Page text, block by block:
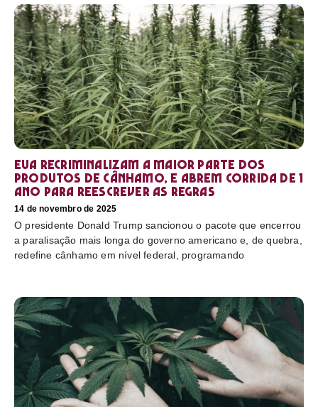
EUA recriminalizam a maior parte dos
produtos de cânhamo, e abrem corrida de 1
ano para reescrever as regras
14 de novembro de 2025
O presidente Donald Trump sancionou o pacote que encerrou
a paralisação mais longa do governo americano e, de quebra,
redefine cânhamo em nível federal, programando